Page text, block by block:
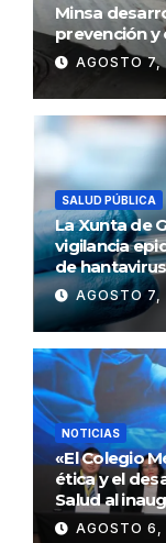
Minsa
prevención y
AGOSTO
SALUD PÚBLICA
La Xunta de
vigilancia
de
AGOSTO
NOTICIAS
«El Colegio
ética y el
Salud al
AGOSTO